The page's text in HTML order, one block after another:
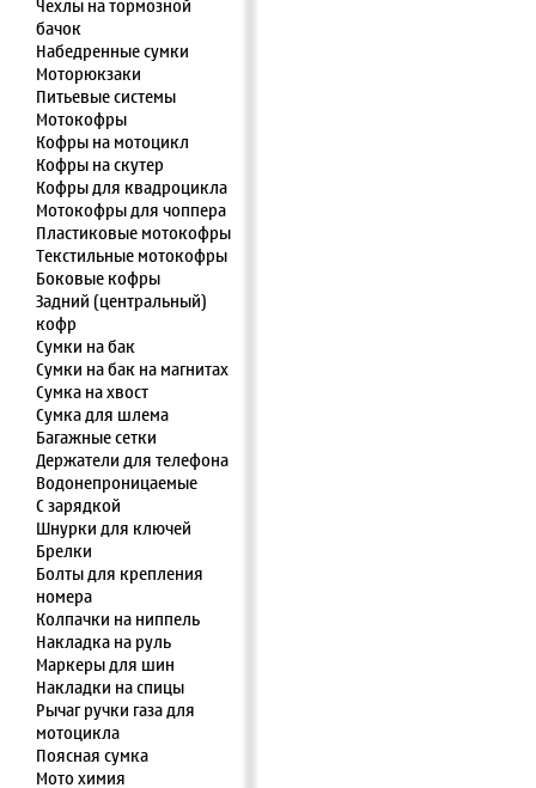
Чехлы на тормозной
бачок
Набедренные сумки
Моторюкзаки
Питьевые системы
Мотокофры
Кофры на мотоцикл
Кофры на скутер
Кофры для квадроцикла
Мотокофры для чоппера
Пластиковые мотокофры
Текстильные мотокофры
Боковые кофры
Задний (центральный)
кофр
Сумки на бак
Сумки на бак на магнитах
Сумка на хвост
Сумка для шлема
Багажные сетки
Держатели для телефона
Водонепроницаемые
С зарядкой
Шнурки для ключей
Брелки
Болты для крепления
номера
Колпачки на ниппель
Накладка на руль
Маркеры для шин
Накладки на спицы
Рычаг ручки газа для
мотоцикла
Поясная сумка
Мото химия